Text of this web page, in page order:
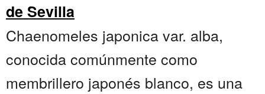
de Sevilla
Chaenomeles japonica var. alba,
conocida comúnmente como
membrillero japonés blanco, es una